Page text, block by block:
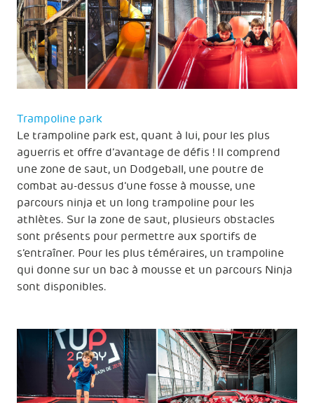
Trampoline park
Le trampoline park est, quant à lui, pour les plus
aguerris et offre d’avantage de défis ! Il comprend
une zone de saut, un Dodgeball, une poutre de
combat au-dessus d’une fosse à mousse, une
parcours ninja et un long trampoline pour les
athlètes. Sur la zone de saut, plusieurs obstacles
sont présents pour permettre aux sportifs de
s’entraîner. Pour les plus téméraires, un trampoline
qui donne sur un bac à mousse et un parcours Ninja
sont disponibles.